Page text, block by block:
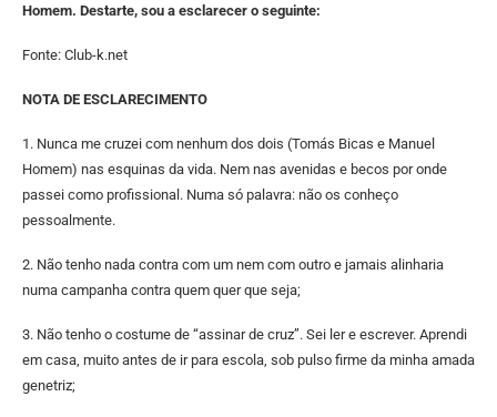
Homem. Destarte, sou a esclarecer o seguinte:
Fonte: Club-k.net
NOTA DE ESCLARECIMENTO
1. Nunca me cruzei com nenhum dos dois (Tomás Bicas e Manuel
Homem) nas esquinas da vida. Nem nas avenidas e becos por onde
passei como profissional. Numa só palavra: não os conheço
pessoalmente.
2. ⁠Não tenho nada contra com um nem com outro e jamais alinharia
numa campanha contra quem quer que seja;
3. ⁠Não tenho o costume de “assinar de cruz”. Sei ler e escrever. Aprendi
em casa, muito antes de ir para escola, sob pulso firme da minha amada
genetriz;